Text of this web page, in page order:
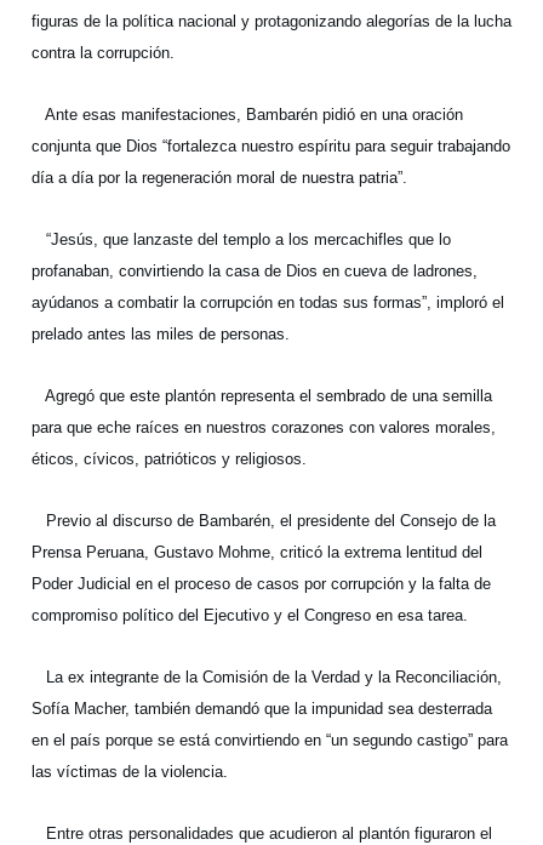
figuras de la política nacional y protagonizando alegorías de la lucha
contra la corrupción.
Ante esas manifestaciones, Bambarén pidió en una oración
conjunta que Dios “fortalezca nuestro espíritu para seguir trabajando
día a día por la regeneración moral de nuestra patria”.
“Jesús, que lanzaste del templo a los mercachifles que lo
profanaban, convirtiendo la casa de Dios en cueva de ladrones,
ayúdanos a combatir la corrupción en todas sus formas”, imploró el
prelado antes las miles de personas.
Agregó que este plantón representa el sembrado de una semilla
para que eche raíces en nuestros corazones con valores morales,
éticos, cívicos, patrióticos y religiosos.
Previo al discurso de Bambarén, el presidente del Consejo de la
Prensa Peruana, Gustavo Mohme, criticó la extrema lentitud del
Poder Judicial en el proceso de casos por corrupción y la falta de
compromiso político del Ejecutivo y el Congreso en esa tarea.
La ex integrante de la Comisión de la Verdad y la Reconciliación,
Sofía Macher, también demandó que la impunidad sea desterrada
en el país porque se está convirtiendo en “un segundo castigo” para
las víctimas de la violencia.
Entre otras personalidades que acudieron al plantón figuraron el